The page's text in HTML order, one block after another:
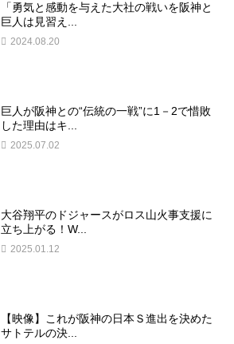
「勇気と感動を与えた大社の戦いを阪神と
巨人は見習え...
2024.08.20
巨人が阪神との“伝統の一戦”に1－2で惜敗
した理由はキ...
2025.07.02
大谷翔平のドジャースがロス山火事支援に
立ち上がる！W...
2025.01.12
【映像】これが阪神の日本Ｓ進出を決めた
サトテルの決...